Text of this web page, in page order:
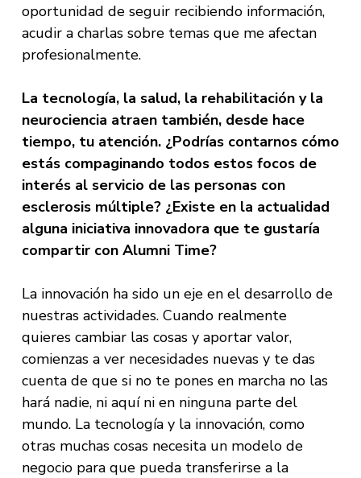
oportunidad de seguir recibiendo información,
acudir a charlas sobre temas que me afectan
profesionalmente.
La tecnología, la salud, la rehabilitación y la
neurociencia atraen también, desde hace
tiempo, tu atención. ¿Podrías contarnos cómo
estás compaginando todos estos focos de
interés al servicio de las personas con
esclerosis múltiple? ¿Existe en la actualidad
alguna iniciativa innovadora que te gustaría
compartir con Alumni Time?
La innovación ha sido un eje en el desarrollo de
nuestras actividades. Cuando realmente
quieres cambiar las cosas y aportar valor,
comienzas a ver necesidades nuevas y te das
cuenta de que si no te pones en marcha no las
hará nadie, ni aquí ni en ninguna parte del
mundo. La tecnología y la innovación, como
otras muchas cosas necesita un modelo de
negocio para que pueda transferirse a la